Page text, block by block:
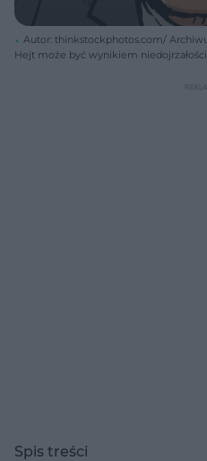
Autor: thinkstockphotos.com/
Hejt może być wynikiem
Spis treści